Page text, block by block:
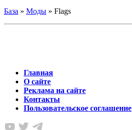
База » Моды » Flags
Главная
О сайте
Реклама на сайте
Контакты
Пользовательское соглашение